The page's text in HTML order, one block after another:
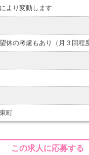
より変動します
の考慮もあり（月３回程度
町
この求人に応募する